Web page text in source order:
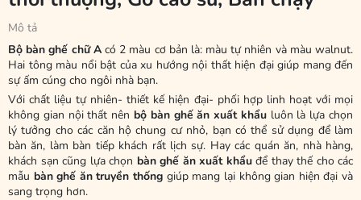
Mô tả
Bộ bàn ghế chữ A có 2 màu cơ bản là: màu tự nhiên và màu walnut.
Hai tông màu nổi bật của xu hướng nội thất hiện đại giúp mang đến
sự ấm cúng cho ngôi nhà bạn.
Với chất liệu tự nhiên- thiết kế hiện đại- phối hợp linh hoạt với mọi
không gian nội thất nên bộ bàn ghế ăn xuất khẩuluôn là lựa chọn
lý tưởng cho các căn hộ chung cư nhỏ, bạn có thể sử dụng để làm
bàn ăn, làm bàn tiếp khách rất lịch sự. Hay các quán ăn, nhà hàng,
khách sạn cũng lựa chọn bàn ghế ăn xuất khẩuđể thay thế cho các
mẫu bàn ghế ăn truyền thống giúp mang lại không gian hiện đại và
sang trọng hơn.